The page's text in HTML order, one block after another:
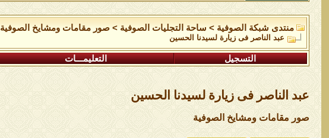
منتدى شبكة الصوفية > ساحة التجليات الصوفية >صور مقامات ومشايخ الصوفية
عبد الناصر فى زيارة لسيدنا الحسين
التسجيل التعليمـــات
عبد الناصر فى زيارة لسيدنا الحسين
صور مقامات ومشايخ الصوفية